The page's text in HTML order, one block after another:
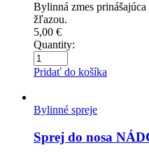
Bylinná zmes
žľazou.
5,00 €
Quantity:
Pridať do košíka
Bylinné spreje
Sprej do nosa